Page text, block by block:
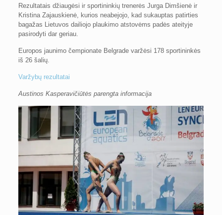
Rezultatais džiaugėsi ir sportininkių trenerės Jurga Dimšienė ir
Kristina Zajauskienė, kurios neabejojo, kad sukauptas patirties
bagažas Lietuvos dailiojo plaukimo atstovėms padės ateityje
pasirodyti dar geriau.
Europos jaunimo čempionate Belgrade varžėsi 178 sportininkės
iš 26 šalių.
Varžybų rezultatai
Austinos Kasperavičiūtės parengta informacija